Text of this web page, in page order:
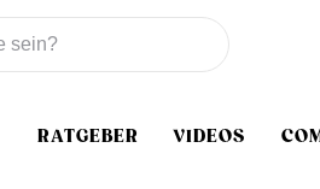
RATGEBER VIDEOS